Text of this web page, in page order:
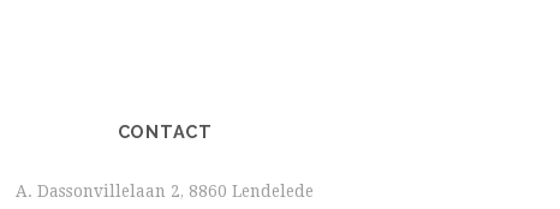
CONTACT
A. Dassonvillelaan 2, 8860 Lendelede